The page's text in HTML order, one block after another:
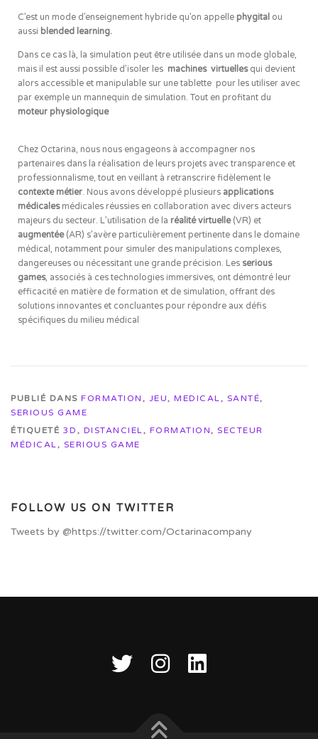
C’est un mode d’enseignement hybride qu’on appelle phygital ou
aussi blended learning.
Dans ce cas là, la simulation peut être utilisée dans un mode globale,
mais il est aussi possible d’isoler les machines virtuellesqui devient
alors accessible et manipulable sur une tablette pour les utiliser avec
par exemple un mannequin de simulation. Tout en profitant du
moteur physiologique
Chez Octarina, nous nous engageons à accompagner nos
partenaires dans la réalisation de leurs projets avec transparence et
professionnalisme, tout en veillant à retranscrire fidèlement le
contexte métier. Nous avons développé plusieurs applications
médicalesmédicales réussies en collaboration avec divers acteurs
majeurs du secteur. L’utilisation de la réalité virtuelle(VR) et
augmentée(AR) s’avère particulièrement pertinente dans le domaine
médical, notamment pour simuler des manipulations complexes,
dangereuses ou nécessitant une grande précision. Les serious
games, associés à ces technologies immersives, ont démontré leur
efficacité en matière de formation et de simulation, offrant des
solutions innovantes et concluantes pour répondre aux défis
spécifiques du milieu médical
PUBLIÉ DANS FORMATION , JEU, MEDICAL, SANTÉ,
SERIOUS GAME
ÉTIQUETÉ 3D , DISTANCIEL, FORMATION, SECTEUR
MÉDICAL, SERIOUS GAME
FOLLOW US ON TWITTER
Tweets by @https://twitter.com/Octarinacompany